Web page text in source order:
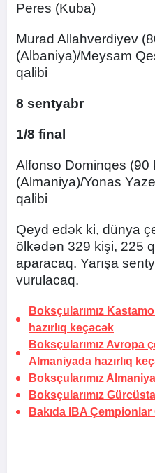
Peres (Kuba)
Murad Allahverdiyev
(Albaniya)/Meysam
qalibi
8 sentyabr
1/8 final
Alfonso Dominqes (90
(Almaniya)/Yonas
qalibi
Qeyd edək ki, dünya
ölkədən 329 kişi, 225
aparacaq. Yarışa
vurulacaq.
Boksçularımız
hazırlıq keçəcək
Boksçularımız Avropa
Almaniyada hazırlıq
Boksçularımız
Boksçularımız
Bakıda IBA